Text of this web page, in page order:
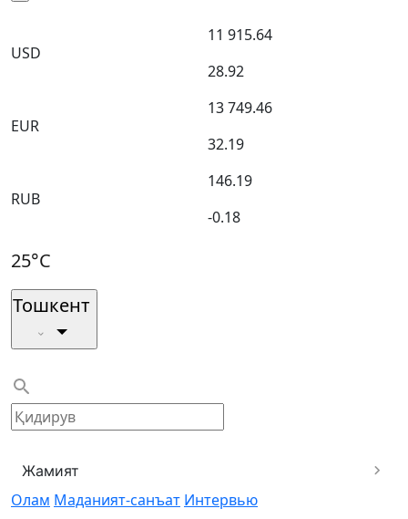
USD
11 915.64
28.92
EUR
13 749.46
32.19
RUB
146.19
-0.18
25°C
Тошкент
Жамият
Олам Маданият-санъат Интервью